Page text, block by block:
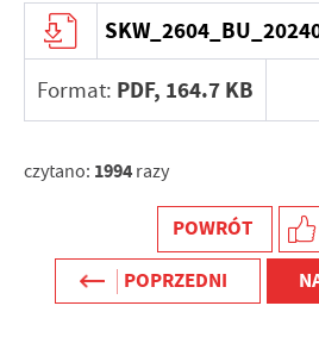
Format: PDF, 164.7 KB
czytano: 1994 razy
POWRÓT
POPRZEDNI
internetowej. Treści promocyjne
stronach podmiotów trzecich lub
partnerami oraz innych dostawców
w charakterze pośredników
postaci wiadomości, ofert,